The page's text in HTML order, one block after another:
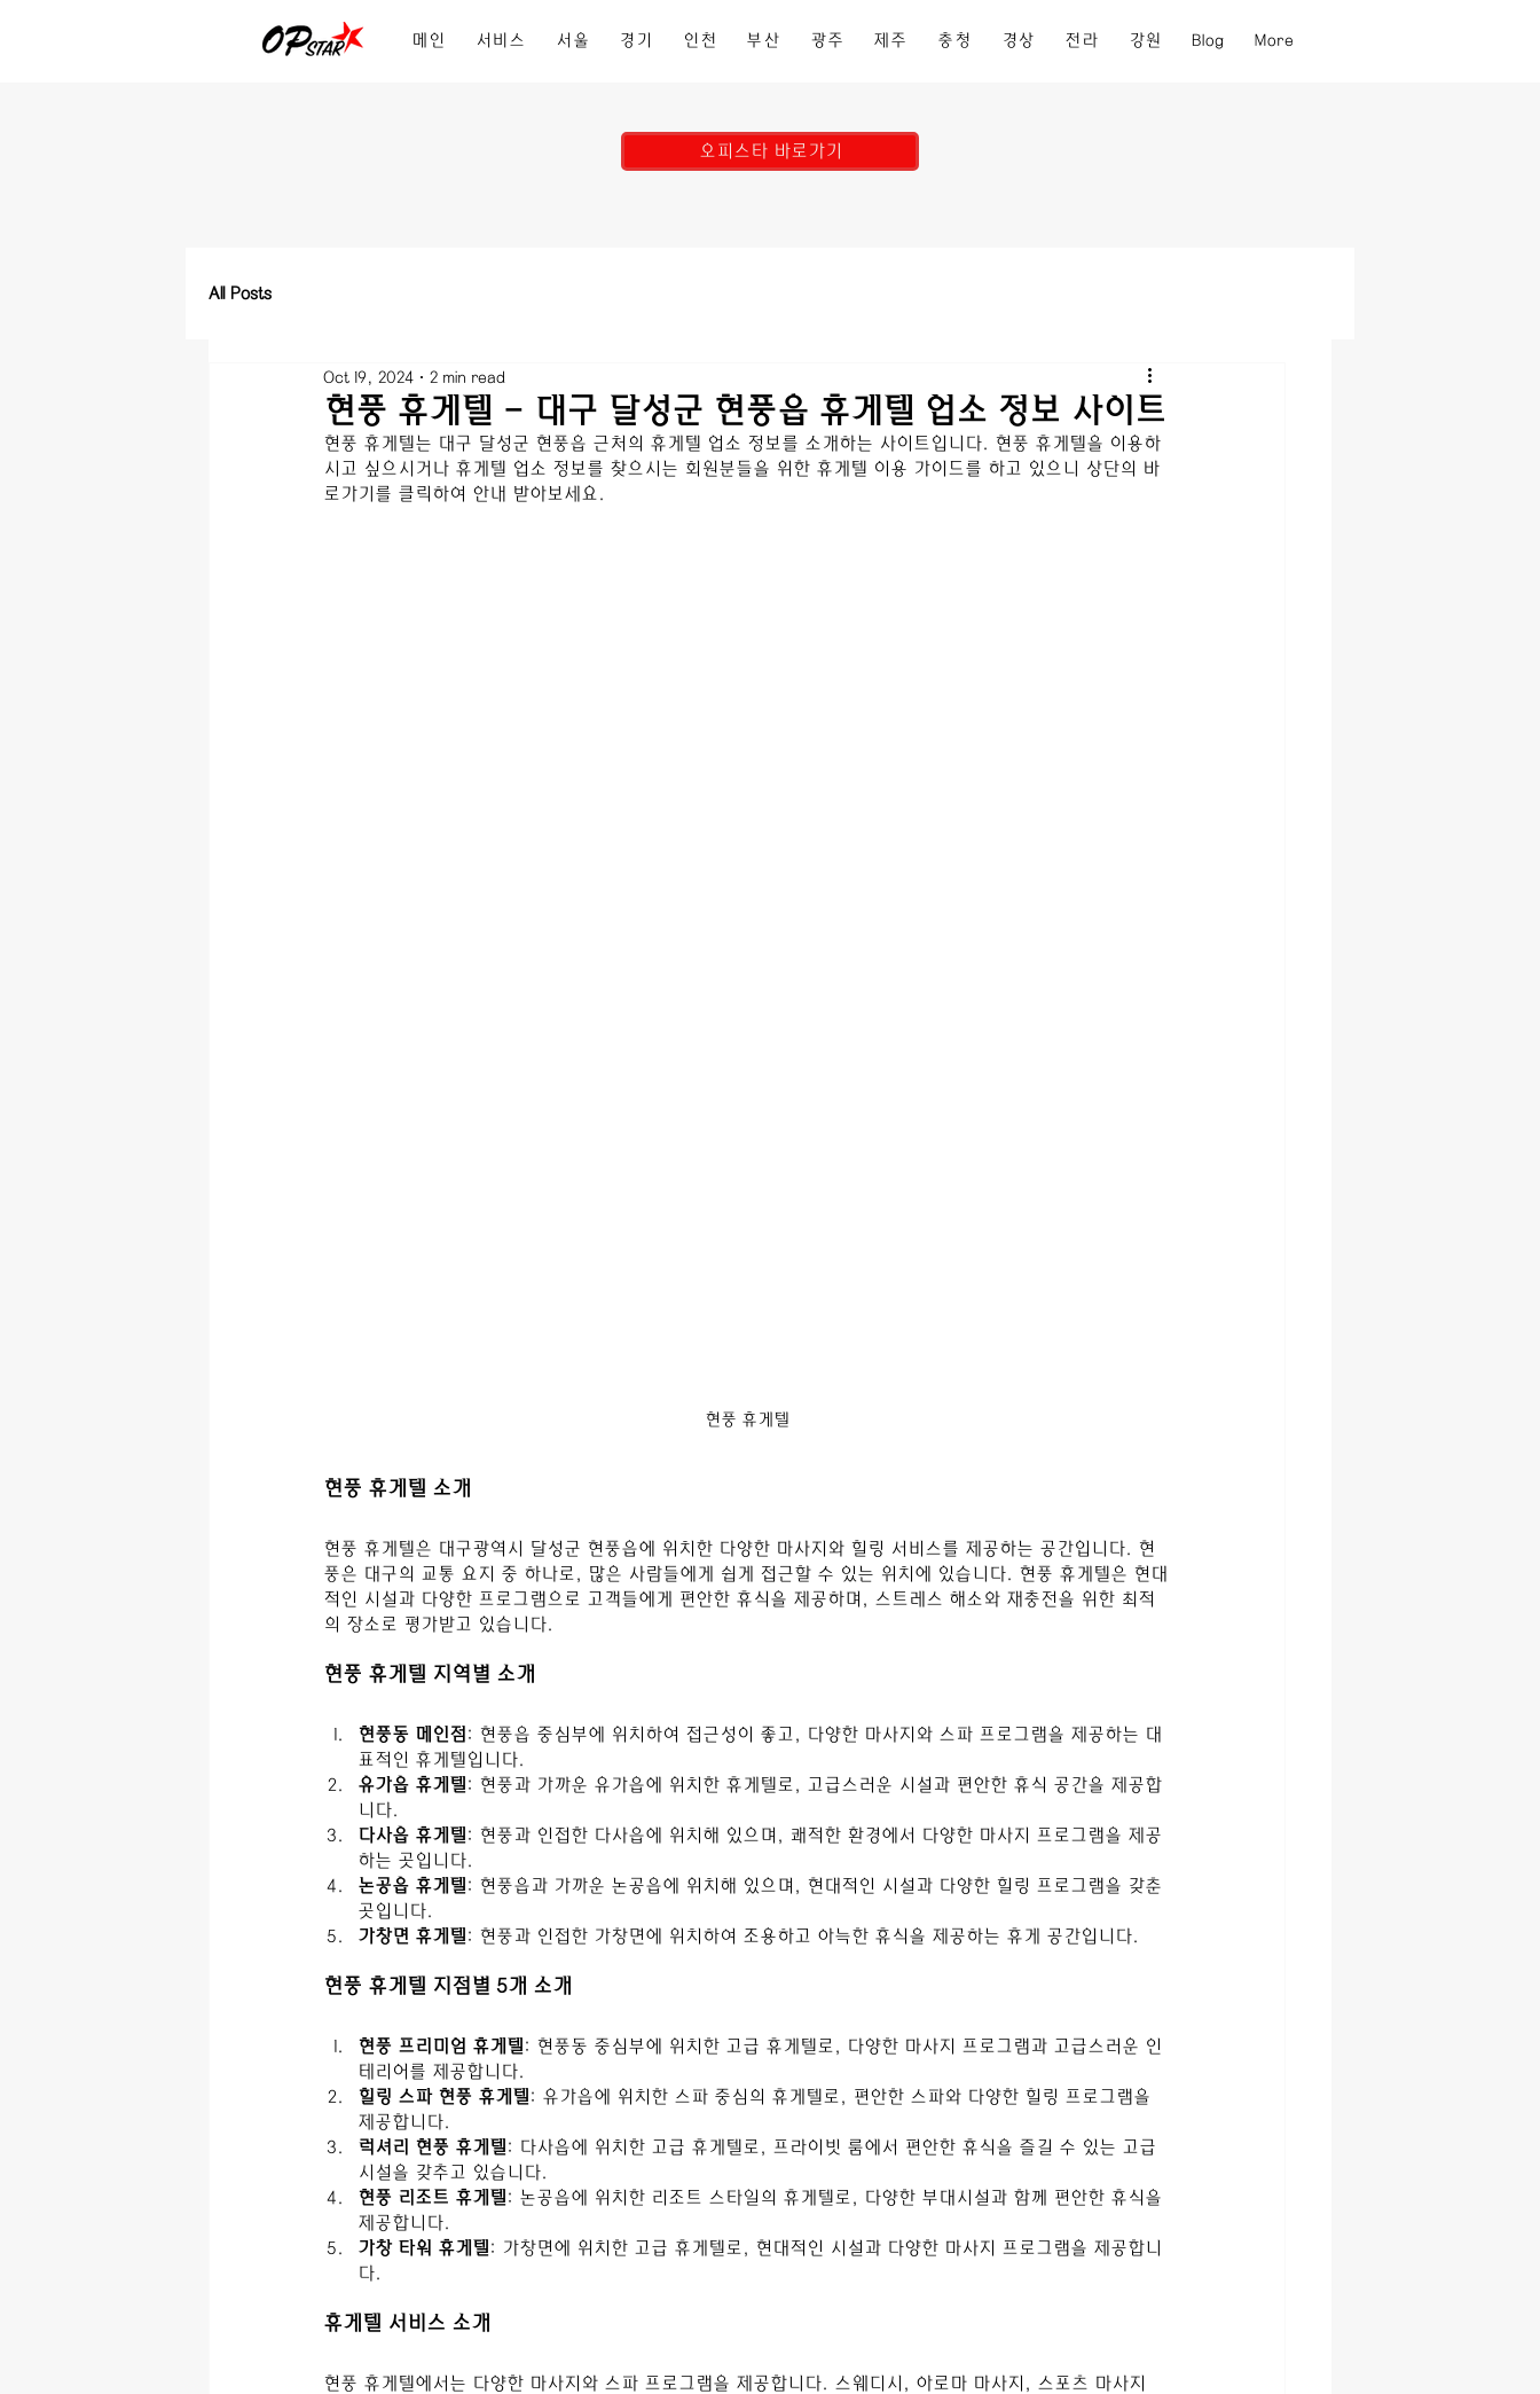
메인 서비스 서울 경기 인천 부산 광주 제주 충청 경상 전라 강원 Blog More
오피스타 바로가기
All Posts
현풍 휴게텔 - 대구 달성군 현풍읍 휴게텔 업소 정보 사이트
Oct 19, 2024 2 min read
현풍 휴게텔는 대구 달성군 현풍읍 근처의 휴게텔 업소 정보를 소개하는 사이트입니다. 현풍 휴게텔을 이용하
시고 싶으시거나 휴게텔 업소 정보를 찾으시는 회원분들을 위한 휴게텔 이용 가이드를 하고 있으니 상단의 바
로가기를 클릭하여 안내 받아보세요.
현풍 휴게텔
현풍 휴게텔 소개
현풍 휴게텔은 대구광역시 달성군 현풍읍에 위치한 다양한 마사지와 힐링 서비스를 제공하는 공간입니다. 현
풍은 대구의 교통 요지 중 하나로, 많은 사람들에게 쉽게 접근할 수 있는 위치에 있습니다. 현풍 휴게텔은 현대
적인 시설과 다양한 프로그램으로 고객들에게 편안한 휴식을 제공하며, 스트레스 해소와 재충전을 위한 최적
의 장소로 평가받고 있습니다.
현풍 휴게텔 지역별 소개
현풍동 메인점 : 현풍읍 중심부에 위치하여 접근성이 좋고, 다양한 마사지와 스파 프로그램을 제공하는 대
표적인 휴게텔입니다.
유가읍 휴게텔 : 현풍과 가까운 유가읍에 위치한 휴게텔로, 고급스러운 시설과 편안한 휴식 공간을 제공합
니다.
다사읍 휴게텔 : 현풍과 인접한 다사읍에 위치해 있으며, 쾌적한 환경에서 다양한 마사지 프로그램을 제공
하는 곳입니다.
논공읍 휴게텔 : 현풍읍과 가까운 논공읍에 위치해 있으며, 현대적인 시설과 다양한 힐링 프로그램을 갖춘
곳입니다.
가창면 휴게텔 : 현풍과 인접한 가창면에 위치하여 조용하고 아늑한 휴식을 제공하는 휴게 공간입니다.
현풍 휴게텔 지점별 5개 소개
현풍 프리미엄 휴게텔 : 현풍동 중심부에 위치한 고급 휴게텔로, 다양한 마사지 프로그램과 고급스러운 인
테리어를 제공합니다.
힐링 스파 현풍 휴게텔 : 유가읍에 위치한 스파 중심의 휴게텔로, 편안한 스파와 다양한 힐링 프로그램을
제공합니다.
럭셔리 현풍 휴게텔 : 다사읍에 위치한 고급 휴게텔로, 프라이빗 룸에서 편안한 휴식을 즐길 수 있는 고급
시설을 갖추고 있습니다.
현풍 리조트 휴게텔 : 논공읍에 위치한 리조트 스타일의 휴게텔로, 다양한 부대시설과 함께 편안한 휴식을
제공합니다.
가창 타워 휴게텔 : 가창면에 위치한 고급 휴게텔로, 현대적인 시설과 다양한 마사지 프로그램을 제공합니
다.
휴게텔 서비스 소개
현풍 휴게텔에서는 다양한 마사지와 스파 프로그램을 제공합니다. 스웨디시, 아로마 마사지, 스포츠 마사지